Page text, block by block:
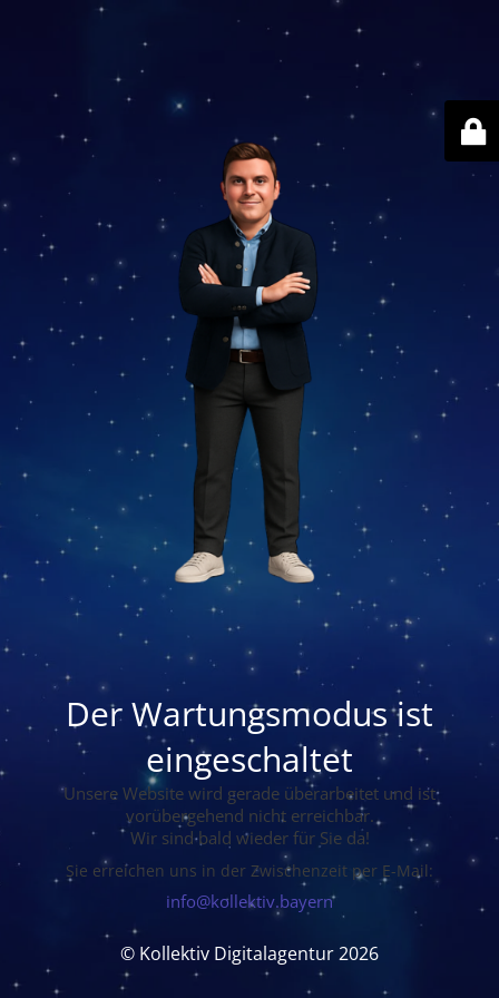
Der Wartungsmodus ist
eingeschaltet
Unsere Website wird gerade überarbeitet und ist
vorübergehend nicht erreichbar.
Wir sind bald wieder für Sie da!
Sie erreichen uns in der Zwischenzeit per E-Mail:
info@kollektiv.bayern
© Kollektiv Digitalagentur 2026